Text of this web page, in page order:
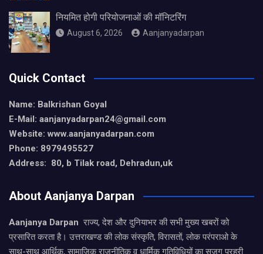
नियमित होगी परियोजनाओं की मॉनिटरिंग
August 6, 2026 Aanjanyadarpan
Quick Contact
Name: Balkrishan Goyal
E-Mail: aanjanyadarpan24@gmail.com
Website: www.aanjanyadarpan.com
Phone: 8979495527
Address: 80, b Tilak road, Dehradun,uk
About Aanjanya Darpan
Aanjanya Darpan राज्य, देश और दुनियाभर की सभी मुख्य खबरों को
प्रसारित करता है। उत्तराखण्ड की लोक संस्कृति, विरासतों, लोक परंपराओ के
साथ-साथ आर्थिक, सामाजिक राजनीतिक व धार्मिक गतिविधियों का सजग प्रहरी